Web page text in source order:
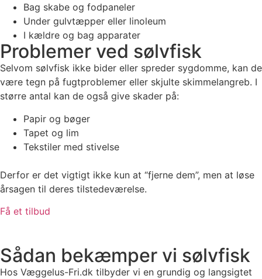
Bag skabe og fodpaneler
Under gulvtæpper eller linoleum
I kældre og bag apparater
Problemer ved sølvfisk
Selvom sølvfisk ikke bider eller spreder sygdomme, kan de
være tegn på fugtproblemer eller skjulte skimmelangreb. I
større antal kan de også give skader på:
Papir og bøger
Tapet og lim
Tekstiler med stivelse
Derfor er det vigtigt ikke kun at “fjerne dem”, men at løse
årsagen til deres tilstedeværelse.
Få et tilbud
Sådan bekæmper vi sølvfisk
Hos Væggelus-Fri.dk tilbyder vi en grundig og langsigtet